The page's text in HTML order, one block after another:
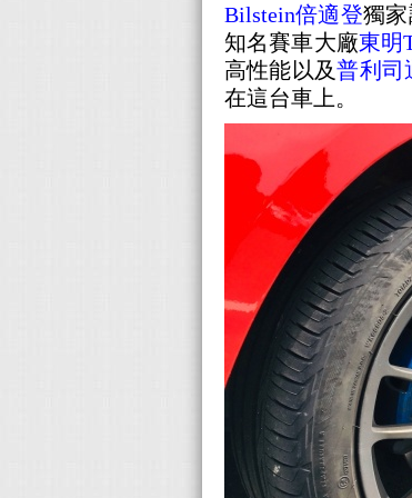
Bilstein倍適登獨
知名賽車大廠東明
高性能以及普利司
在這台車上。